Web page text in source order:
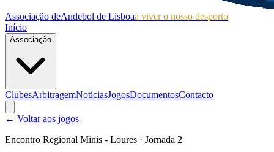
Associação deAndebol de Lisboaa viver o nosso desporto
Início
Associação
ClubesArbitragemNotíciasJogosDocumentosContacto
← Voltar aos jogos
Encontro Regional Minis - Loures · Jornada 2